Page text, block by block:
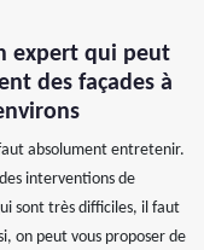
expert qui peut
des façades à
absolument entretenir.
interventions de
sont très difficiles, il faut
on peut vous proposer de